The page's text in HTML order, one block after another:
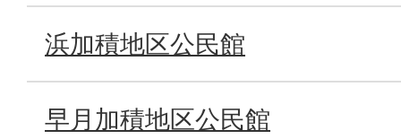
浜加積地区公民館
早月加積地区公民館